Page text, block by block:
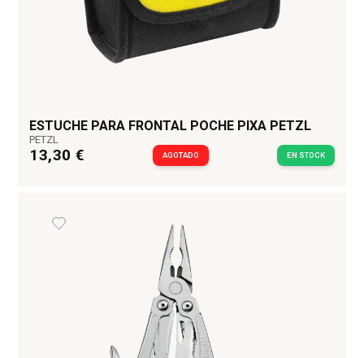
ESTUCHE PARA FRONTAL POCHE PIXA PETZL
PETZL
13,30 € AGOTADO EN STOCK